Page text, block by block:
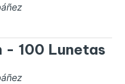
- 100 Lunetas